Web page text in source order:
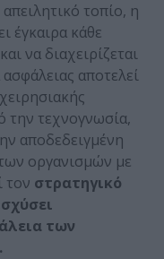
τοπίο, η
έγκαιρα κάθε
να διαχειρίζεται
αποτελεί
την τεχνογνωσία,
αποδεδειγμένη
οργανισμών με
τον στρατηγικό
των